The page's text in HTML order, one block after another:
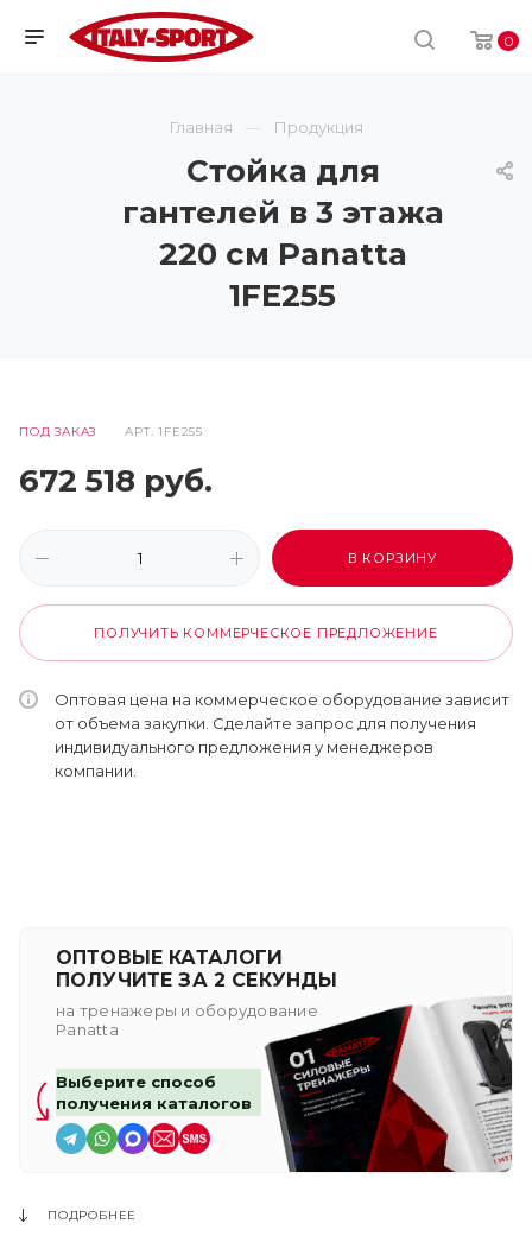
0
Главная Продукция
Стойка для
гантелей в 3 этажа
220 см Panatta
1FE255
ПОД ЗАКАЗ АРТ.1FE255
672 518 руб.
В КОРЗИНУ
ПОЛУЧИТЬ КОММЕРЧЕСКОЕ ПРЕДЛОЖЕНИЕ
Оптовая цена на коммерческое оборудование зависит
от объема закупки. Сделайте запрос для получения
индивидуального предложения у менеджеров
компании.
ОПТОВЫЕ КАТАЛОГИ
ПОЛУЧИТЕ ЗА 2 СЕКУНДЫ
на тренажеры и оборудование
Panatta
Выберите способ
получения каталогов
ПОДРОБНЕЕ